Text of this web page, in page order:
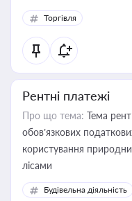
Торгівля
Рентні платежі
Про що тема: Тема
обов’язкових
користування
лісами
Будівельна діяльність